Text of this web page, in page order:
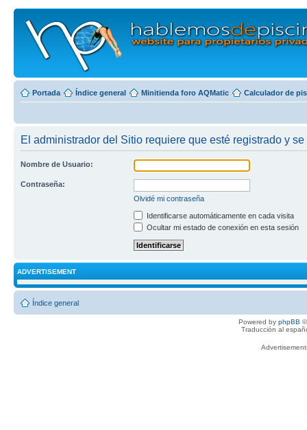
Portada Índice general Minitienda foro AQMatic Calculador de
El administrador del Sitio requiere que esté registrado y
Nombre de Usuario:
Contraseña:
Olvidé mi contraseña
Identificarse automáticamente en cada visita
Ocultar mi estado de conexión en esta sesión
ADVERTISEMENT
Índice general
Powered by phpBB
Traducción al